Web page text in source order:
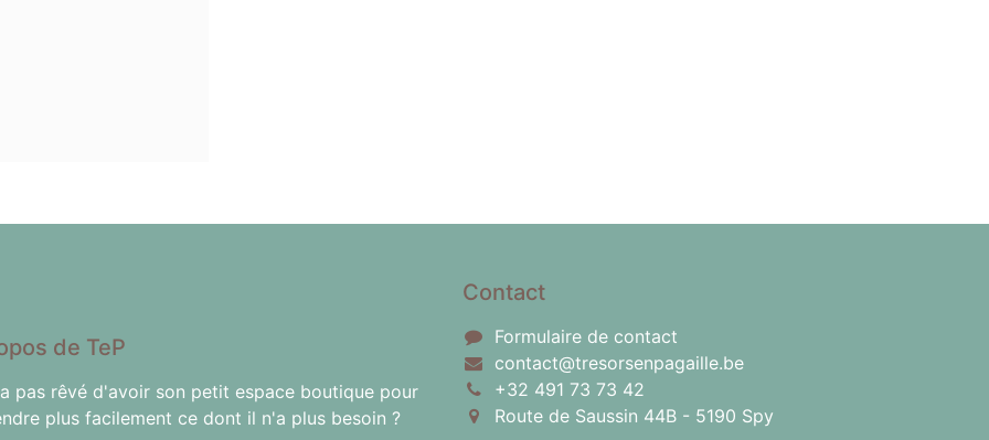
de TeP
pas rêvé d'avoir son petit espace boutique pour
plus facilement ce dont il n'a plus besoin ?
Contact
Formulaire de contact
contact@tresorsenpagaille.be
+32 491 73 73 42
Route de Saussin 44B - 5190 Spy